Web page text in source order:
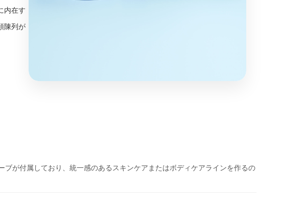
内在す
陳列が
が付属しており、統一感のあるスキンケアまたはボディケアラインを作るの